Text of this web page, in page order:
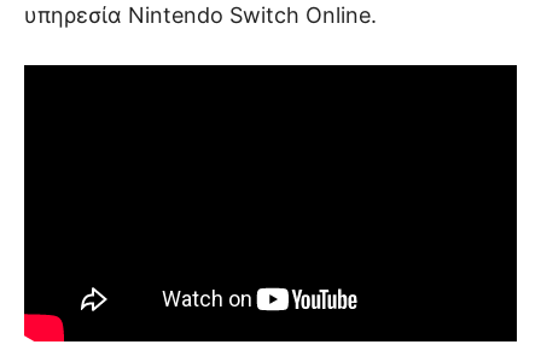
υπηρεσία Nintendo Switch Online.